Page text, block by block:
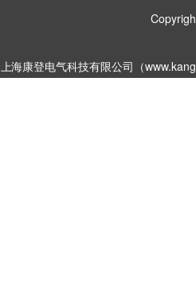
上海康登电气科技有限公司（